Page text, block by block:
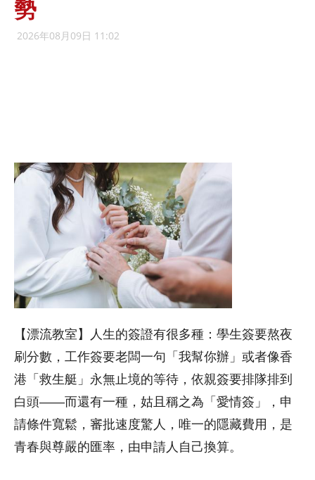
勢
2026年08月09日 11:02
【漂流教室】人生的簽證有很多種：學生簽要熬夜
刷分數，工作簽要老闆一句「我幫你辦」或者像香
港「救生艇」永無止境的等待，依親簽要排隊排到
白頭——而還有一種，姑且稱之為「愛情簽」，申
請條件寬鬆，審批速度驚人，唯一的隱藏費用，是
青春與尊嚴的匯率，由申請人自己換算。